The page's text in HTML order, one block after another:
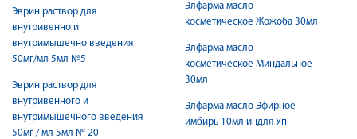
Эврин раствор для
внутривенно и
внутримышечно введения
50мг/мл 5мл №5
Эврин раствор для
внутривенного и
внутримышечного введения
50мг / мл 5мл № 20
Элфарма масло
косметическое Жожоба 30мл
Элфарма масло
косметическое Миндальное
30мл
Элфарма масло Эфирное
имбирь 10мл индля Уп